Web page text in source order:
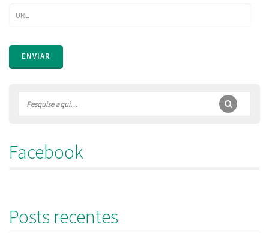
Facebook
Posts recentes